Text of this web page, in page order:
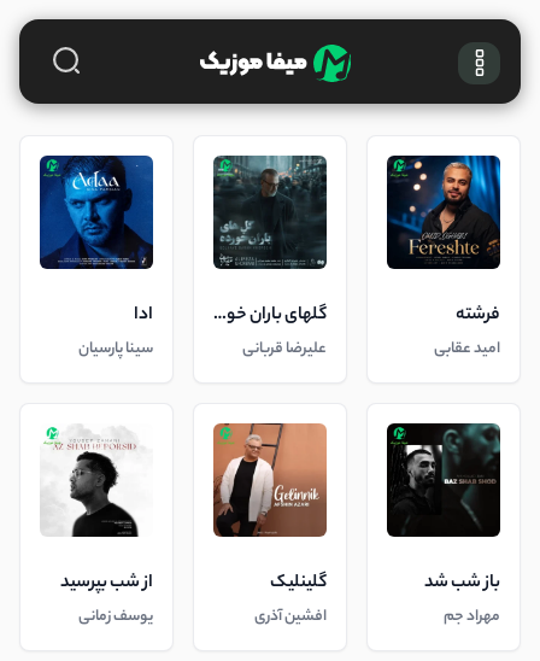
فرشته
امید عقابی
گلهای باران خورده
علیرضا قربانی
ادا
سینا پارسیان
باز شب شد
مهراد جم
گلینلیک
افشین آذری
از شب بپرسید
یوسف زمانی